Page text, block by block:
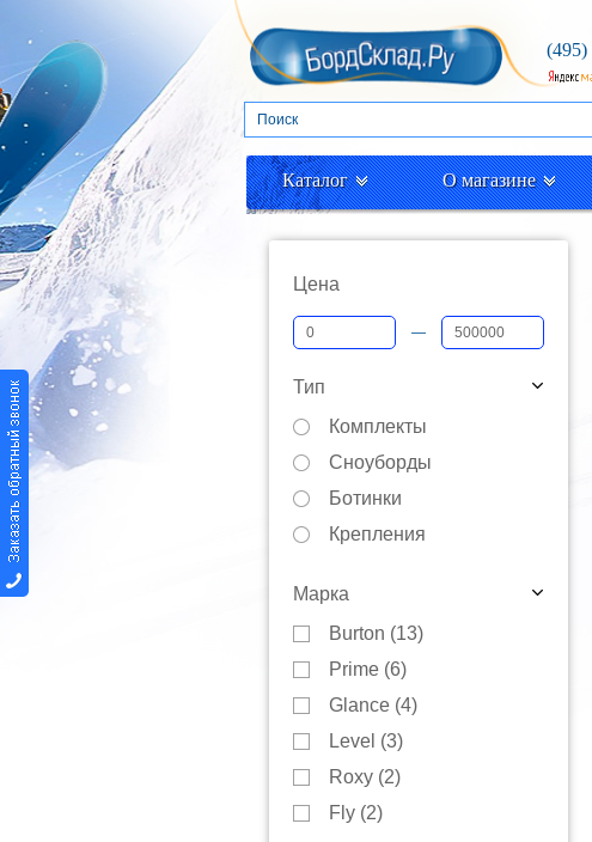
(495)
Каталог О магазине
Цена
—
Тип
Комплекты
Сноуборды
Ботинки
Крепления
Варежки
Защита
Инструменты
Куртки
Коньки
Маски
Носки
Марка
Burton (13)
Prime (6)
Glance (4)
Level (3)
Roxy (2)
Fly (2)